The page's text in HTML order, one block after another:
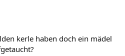
kerle haben doch ein mädel